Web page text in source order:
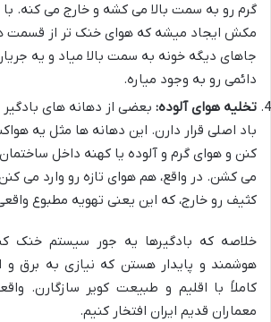
گرم رو به سمت بالا می کشه و خارج می کنه. با
مکش ایجاد میشه که هوای خنک تر از قسمت
جاهای دیگه خونه به سمت بالا میاد و یه
دائمی رو به وجود میاره.
تخلیه هوای آلوده: بعضی از دهانه های
باد اصلی قرار دارن. این دهانه ها مثل یه
کنن و هوای گرم و آلوده یا کهنه داخل
می کشن. در واقع، هم هوای تازه رو وارد می
کثیف رو خارج، که این یعنی تهویه مطبوع
خلاصه که بادگیرها یه جور سیستم خنک
هوشمند و پایدار هستن که نیازی به برق و
کاملاً با اقلیم و طبیعت کویر سازگارن.
معماران قدیم ایران افتخار کنیم.